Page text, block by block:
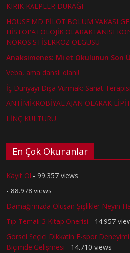
KIRIK KALPLER DURAĞI
HOUSE MD PİLOT BÖLÜM VAKASI
HİSTOPATOLOJİK OLARAKTANISI
NÖROSİSTİSERKOZ OLGUSU
Anaksimenes: Milet Okulunun Son
Veba, ama danslı olanı!
İç Dünyayı Dışa Vurmak: Sanat Terapisi
ANTİMİKROBİYAL AJAN OLARAK
LİNÇ KÜLTÜRÜ
En Çok Okunanlar
Kayıt Ol - 99.357 views
- 88.978 views
Damağımızda Oluşan Şişlikler Neyin
Tıp Temalı 3 Kitap Önerisi - 14.957
Görsel Seçici Dikkatin E-spor Deneyimi
Biçimde Gelişmesi - 14.710 views